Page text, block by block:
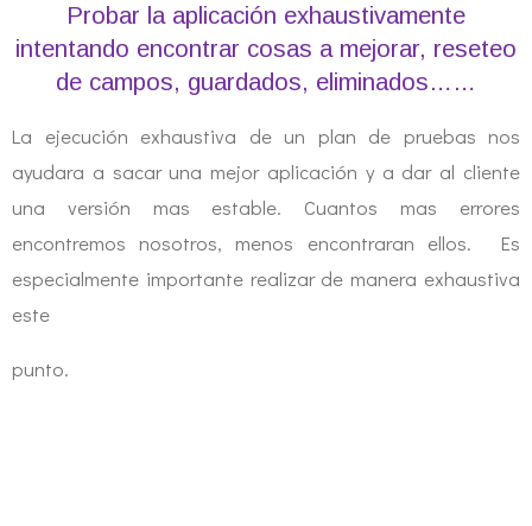
Probar la aplicación exhaustivamente
intentando encontrar cosas a mejorar, reseteo
de campos, guardados, eliminados……
La ejecución exhaustiva de un plan de pruebas nos
ayudara a sacar una mejor aplicación y a dar al cliente
una versión mas estable. Cuantos mas errores
encontremos nosotros, menos encontraran ellos. Es
especialmente importante realizar de manera exhaustiva
este
punto.